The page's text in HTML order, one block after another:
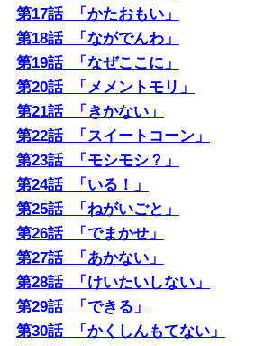
第17話 「かたおもい」
第18話 「ながでんわ」
第19話 「なぜここに」
第20話 「メメントモリ」
第21話 「きかない」
第22話 「スイートコーン」
第23話 「モシモシ？」
第24話 「いる！」
第25話 「ねがいごと」
第26話 「でまかせ」
第27話 「あかない」
第28話 「けいたいしない」
第29話 「できる」
第30話 「かくしんもてない」